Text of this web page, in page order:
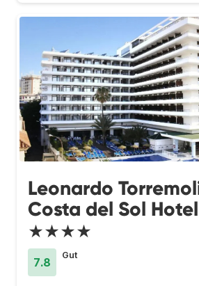
Leonardo
Costa del Sol Hotel
★★★★
7.8
Gut